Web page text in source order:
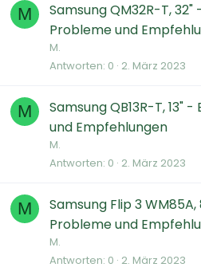
M
Samsung QM32R-T,
Probleme und
M.
Antworten 0 2. März 2023
M
Samsung QB13R-T, 13"
und Empfehlungen
M.
Antworten 0 2. März 2023
M
Samsung Flip 3
Probleme und
M.
Antworten 0 2. März 2023